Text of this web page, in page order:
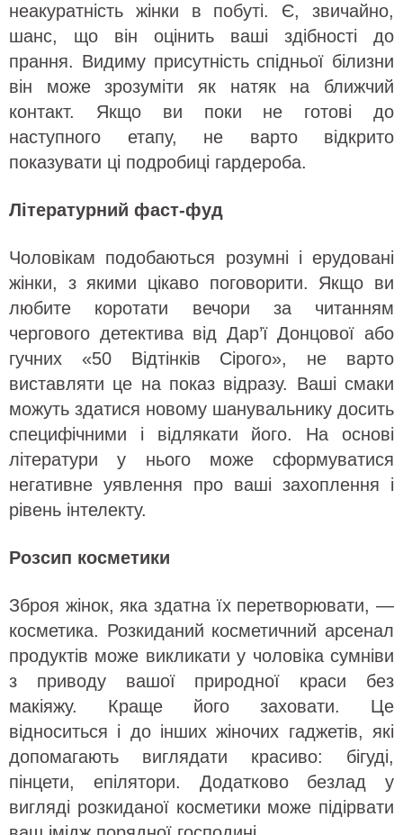
неакуратність жінки в побуті. Є, звичайно,
шанс, що він оцінить ваші здібності до
прання. Видиму присутність спідньої білизни
він може зрозуміти як натяк на ближчий
контакт. Якщо ви поки не готові до
наступного етапу, не варто відкрито
показувати ці подробиці гардероба.
Літературний фаст-фуд
Чоловікам подобаються розумні і ерудовані
жінки, з якими цікаво поговорити. Якщо ви
любите коротати вечори за читанням
чергового детектива від Дар’ї Донцової або
гучних «50 Відтінків Сірого», не варто
виставляти це на показ відразу. Ваші смаки
можуть здатися новому шанувальнику досить
специфічними і відлякати його. На основі
літератури у нього може сформуватися
негативне уявлення про ваші захоплення і
рівень інтелекту.
Розсип косметики
Зброя жінок, яка здатна їх перетворювати, —
косметика. Розкиданий косметичний арсенал
продуктів може викликати у чоловіка сумніви
з приводу вашої природної краси без
макіяжу. Краще його заховати. Це
відноситься і до інших жіночих гаджетів, які
допомагають виглядати красиво: бігуді,
пінцети, епілятори. Додатково безлад у
вигляді розкиданої косметики може підірвати